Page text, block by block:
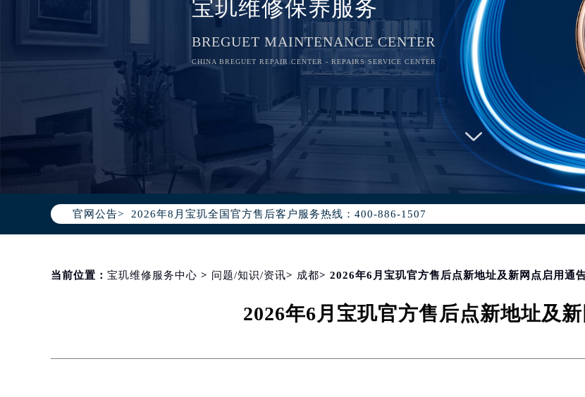
宝玑维修保养服务
BREGUET MAINTENANCE CENTER
CHINA BREGUET REPAIR CENTER - REPAIRS SERVICE CENTER
官网公告>
2026年8月宝玑中国区售后服务网络优化升级公告
2026年8月宝玑全国官方售后客户服务热线：400-886-1507
宝玑官方全国统一服务热线400-886-1507，服务覆盖中国大陆、香港、澳门、台湾全部区域
2026年8月宝玑售后服务中心最新网点地址：
北京市东城区东长安街1号东方广场写字楼W3座6层602室（需提前预约）
上海市徐汇区虹桥路3号港汇中心写字楼2座37层3705室（需提前预约）
当前位置： 宝玑维修服务中心 > 问题/知识/资讯> 成都> 2026年6月宝玑官方售后点新地址及新网点启用通
2026年6月宝玑官方售后点新地址及